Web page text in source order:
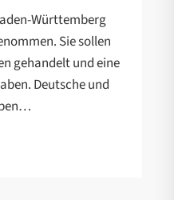
Württemberg
Sie sollen
gehandelt und eine
Deutsche und